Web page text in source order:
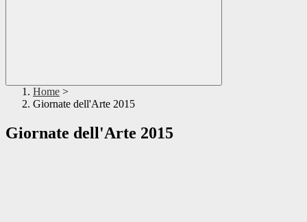
Home >
Giornate dell'Arte 2015
Giornate dell'Arte 2015